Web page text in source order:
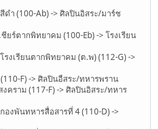
ำ (100-Ab) -> ศิลปินอิสระ/มาร์ช
ยร์ตากพิทยาคม (100-Eb) -> โรงเรียน
งเรียนตากพิทยาคม (ต.พ) (112-G) ->
F) -> ศิลปินอืสระ/ทหารพราน
คราม (117-F) -> ศิลปินอิสระ/ทหาร
งพันทหารสื่อสารที่ 4 (110-D) ->